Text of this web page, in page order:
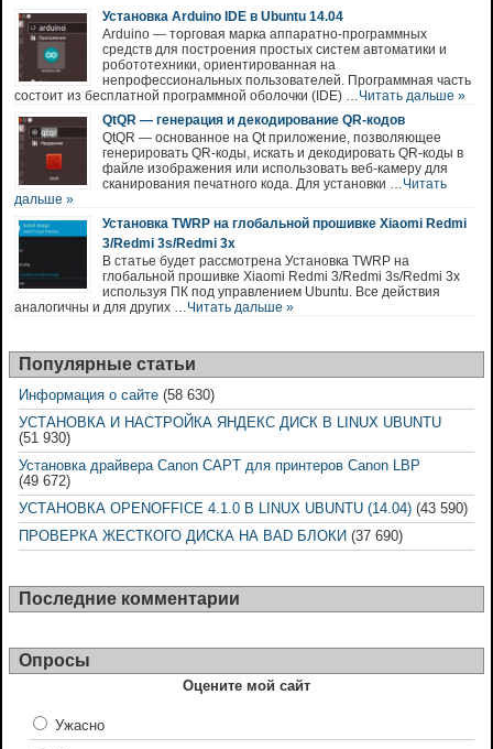
Установка Arduino IDE в Ubuntu 14.04
Arduino — торговая марка аппаратно-программных
средств для построения простых систем автоматики и
робототехники, ориентированная на
непрофессиональных пользователей. Программная часть
состоит из бесплатной программной оболочки (IDE) …Читать дальше »
QtQR — генерация и декодирование QR-кодов
QtQR — основанное на Qt приложение, позволяющее
генерировать QR-коды, искать и декодировать QR-коды в
файле изображения или использовать веб-камеру для
сканирования печатного кода. Для установки …Читать
дальше »
Установка TWRP на глобальной прошивке Xiaomi Redmi
3/Redmi 3s/Redmi 3x
В статье будет рассмотрена Установка TWRP на
глобальной прошивке Xiaomi Redmi 3/Redmi 3s/Redmi 3x
используя ПК под управлением Ubuntu. Все действия
аналогичны и для других …Читать дальше »
Популярные статьи
Информация о сайте (58 630)
УСТАНОВКА И НАСТРОЙКА ЯНДЕКС ДИСК В LINUX UBUNTU
(51 930)
Установка драйвера Canon CAPT для принтеров Canon LBP
(49 672)
УСТАНОВКА OPENOFFICE 4.1.0 В LINUX UBUNTU (14.04) (43 590)
ПРОВЕРКА ЖЕСТКОГО ДИСКА НА BAD БЛОКИ (37 690)
Последние комментарии
Опросы
Оцените мой сайт
Ужасно